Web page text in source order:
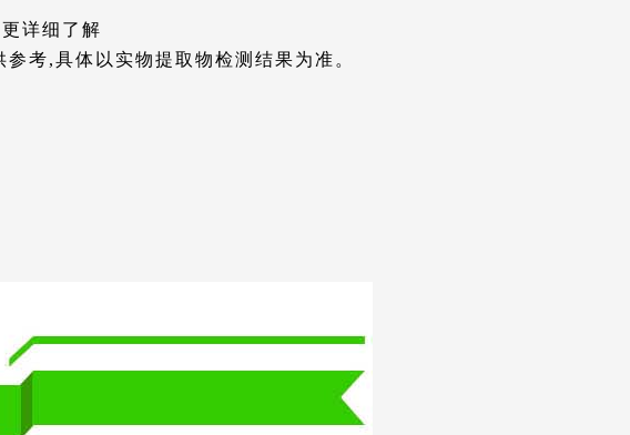
详细了解
考,具体以实物提取物检测结果为准。